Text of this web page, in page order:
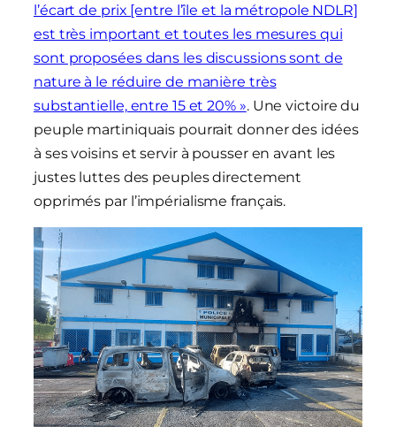
l’écart de prix [entre l’île et la métropole NDLR]
est très important et toutes les mesures qui
sont proposées dans les discussions sont de
nature à le réduire de manière très
substantielle, entre 15 et 20% ». Une victoire du
peuple martiniquais pourrait donner des idées
à ses voisins et servir à pousser en avant les
justes luttes des peuples directement
opprimés par l’impérialisme français.